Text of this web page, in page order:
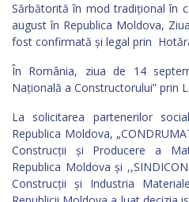
Sărbătorită în mod tradițional în
au­gust în Republica Moldova,
fost confirmată și legal prin
În România, ziua de 14
Națională a Constructorului” prin
La solicitarea partenerilor
Republica Moldova,
Construcții și Producere a
Republica Moldova și
Construcții și Industria